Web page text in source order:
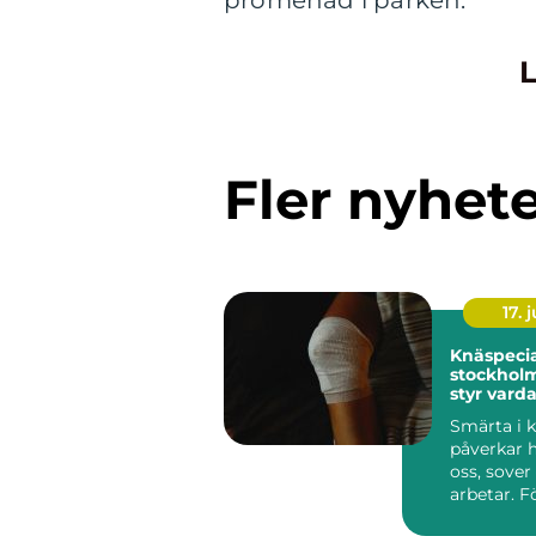
Fler
17.
stockholm när
styr
Smärta i
påverkar
oss,
arbetar.